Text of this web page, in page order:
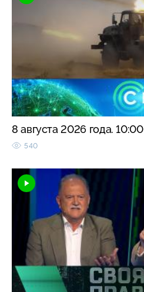
8 августа 2026 года. 10:00
540